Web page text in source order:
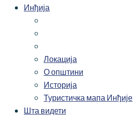
Инђија
Локација
О општини
Историја
Туристичка мапа Инђије
Шта видети